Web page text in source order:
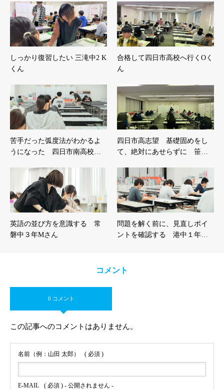
しっかり復習したい 三滝中2 K
くん
合格して四日市高校へ行くOく
ん
苦手だった弧度法がわかるよ
うになった 四日市南高校…
四日市高志望 基礎固めをし
て、絶対にあせらずに 笹…
英語の並び方を意識する 常
磐中３年Mさん
問題を解く前に、見直しポイ
ントを確認する 港中１年…
コメント
0 コメント
この記事へのコメントはありません。
名前（例：山田 太郎） ( 必須 )
E-MAIL ( 必須 ) - 公開されません -